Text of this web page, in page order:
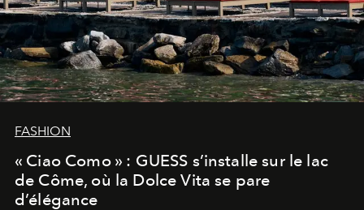
FASHION
« Ciao Como » : GUESS s’installe sur le lac
de Côme, où la Dolce Vita se pare
d’élégance